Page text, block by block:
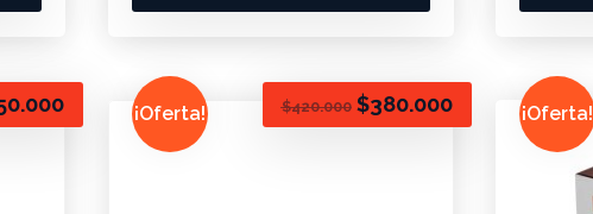
$420.000 $380.000
¡Oferta! ¡Oferta!